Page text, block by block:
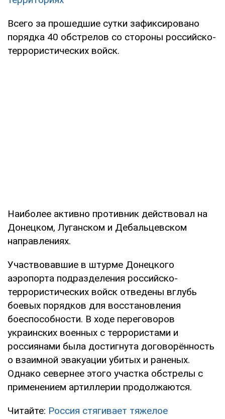
Всего за прошедшие сутки зафиксировано
порядка 40 обстрелов со стороны российско-
террористических войск.
Наиболее активно противник действовал на
Донецком, Луганском и Дебальцевском
направлениях.
Участвовавшие в штурме Донецкого
аэропорта подразделения российско-
террористических войск отведены вглубь
боевых порядков для восстановления
боеспособности. В ходе переговоров
украинских военных с террористами и
россиянами была достигнута договорённость
о взаимной эвакуации убитых и раненых.
Однако севернее этого участка обстрелы с
применением артиллерии продолжаются.
Читайте: Россия стягивает тяжелое